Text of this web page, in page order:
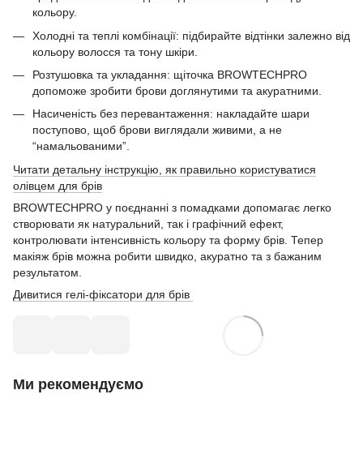
кольору.
Холодні та теплі комбінації: підбирайте відтінки залежно від
кольору волосся та тону шкіри.
Розтушовка та укладання: щіточка BROWTECHPRO
допоможе зробити брови доглянутими та акуратними.
Насиченість без перевантаження: накладайте шари
поступово, щоб брови виглядали живими, а не
“намальованими”.
Читати детальну інструкцію, як правильно користуватися
олівцем для брів
BROWTECHPRO у поєднанні з помадками допомагає легко
створювати як натуральний, так і графічний ефект,
контролювати інтенсивність кольору та форму брів. Тепер
макіяж брів можна робити швидко, акуратно та з бажаним
результатом.
Дивитися гелі-фіксатори для брів
Ми рекомендуємо